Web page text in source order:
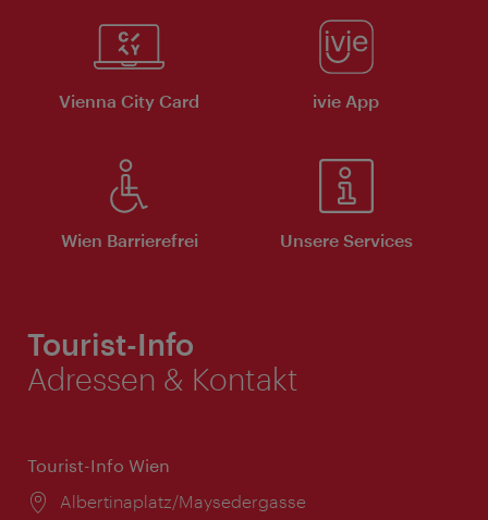
Vienna City Card ivie App
Wien Barrierefrei Unsere Services
Tourist-Info
Adressen & Kontakt
Tourist-Info Wien
Ort:
Albertinaplatz/Maysedergasse